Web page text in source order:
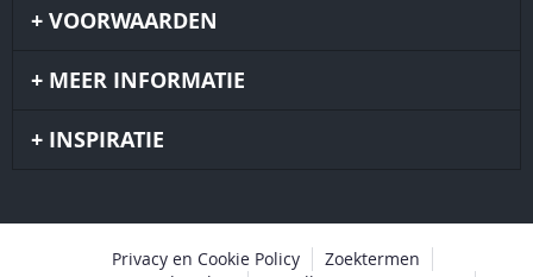
VOORWAARDEN
MEER INFORMATIE
INSPIRATIE
Privacy en Cookie Policy
Zoektermen